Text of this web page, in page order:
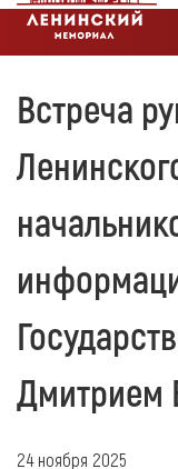
Встреча
Дмитрием
24 ноября 2025